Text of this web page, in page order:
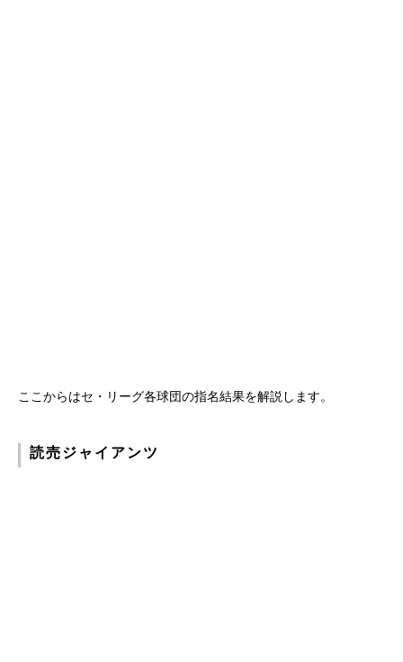
ここからはセ・リーグ各球団の指名結果を解説します。
読売ジャイアンツ